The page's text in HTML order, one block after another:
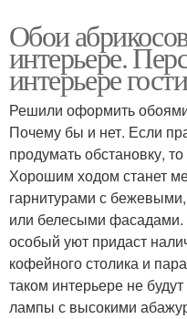
Обои
интерьере.
интерьере
Решили оформить
Почему бы и нет. Если
продумать обстановку,
Хорошим ходом станет
гарнитурами с
или белесыми фасадами.
особый уют придаст
кофейного столика и
таком интерьере не
лампы с высокими